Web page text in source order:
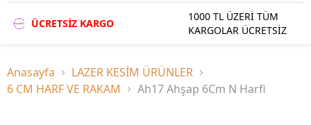
ÜCRETSİZ KARGO
1000 TL ÜZERİ TÜM
KARGOLAR ÜCRETSİZ
Anasayfa
LAZER KESİM ÜRÜNLER
6 CM HARF VE RAKAM
Ah17 Ahşap 6Cm N Harfi